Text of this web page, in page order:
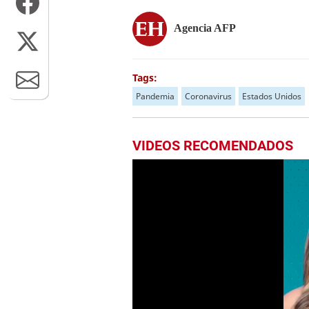
Agencia AFP
Tags:
Pandemia Coronavirus Estados Unidos
VIDEOS RECOMENDADOS